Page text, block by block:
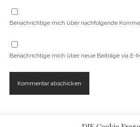
Benachrichtige mich über nachfolgende
Benachrichtige mich über neue Beiträge via E-